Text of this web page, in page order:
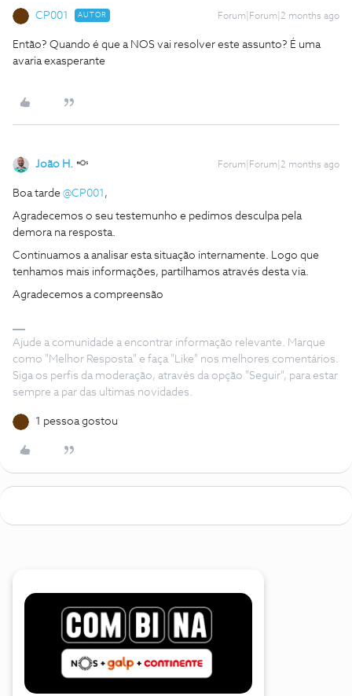
CP001 AUTOR Forum|Forum|2 months ago
Então? Quando é que a NOS vai resolver este assunto? É uma
avaria exasperante
João H. Forum|Forum|2 months ago
Boa tarde ​ @CP001 ,
Agradecemos o seu testemunho e pedimos desculpa pela
demora na resposta.
Continuamos a analisar esta situação internamente. Logo que
tenhamos mais informações, partilhamos através desta via.
Agradecemos a compreensão
Ajude a comunidade a encontrar informação relevante. Marque
como "Melhor Resposta" e faça "Like" nos melhores comentários.
Siga os perfis da moderação, através da opção "Seguir", para estar
sempre a par das ultimas novidades.
1 pessoa gostou